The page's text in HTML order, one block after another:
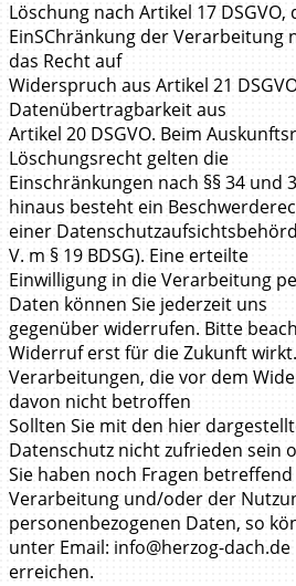
Löschung nach Artikel 17 DSGVO,
EinSChränkung der Verarbeitung
das Recht auf
Widerspruch aus Artikel 21
Datenübertragbarkeit aus
Artikel 20 DSGVO. Beim
Löschungsrecht gelten die
Einschränkungen nach §§ 34 und
hinaus besteht ein
einer
V. m § 19 BDSG). Eine erteilte
Einwilligung in die Verarbeitung
Daten können Sie jederzeit uns
gegenüber widerrufen. Bitte
Widerruf erst für die Zukunft wirkt.
Verarbeitungen, die vor dem
davon nicht betroffen
Sollten Sie mit den hier
Datenschutz nicht zufrieden sein
Sie haben noch Fragen
Verarbeitung und/oder der
personenbezogenen Daten, so
unter Email: info@herzog-dach.de
erreichen.